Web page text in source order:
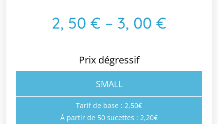
2, 50 € – 3, 00 €
Prix dégressif
SMALL
Tarif de base : 2,50€
À partir de 50 sucettes : 2,20€